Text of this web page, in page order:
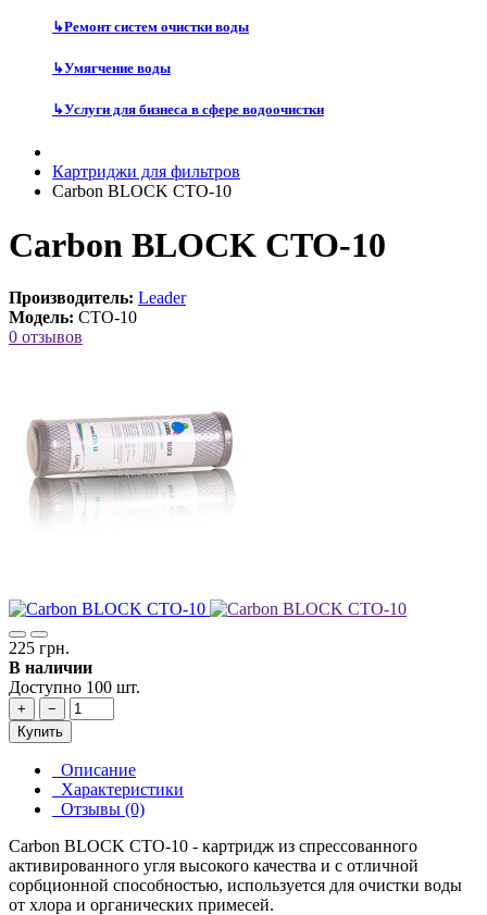
↳Ремонт систем очистки воды
↳Умягчение воды
↳Услуги для бизнеса в сфере водоочистки
Картриджи для фильтров
Carbon BLOCK CTO-10
Carbon BLOCK CTO-10
Производитель: Leader
Модель: CTO-10
0 отзывов
225 грн.
В наличии
Доступно 100 шт.
+
−
Купить
Описание
Характеристики
Отзывы (0)
Carbon BLOCK CTO-10 - картридж из спрессованного
активированного угля высокого качества и с отличной
сорбционной способностью, используется для очистки воды
от хлора и органических примесей.